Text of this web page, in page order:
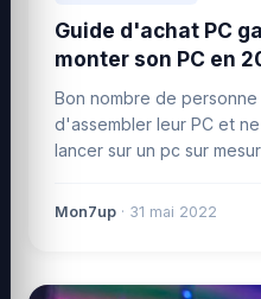
Guide d'achat PC
monter son PC en
Bon nombre de
d'assembler leur PC et
lancer sur un pc sur
Mon7up · 31 mai 2022